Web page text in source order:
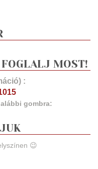
MOST!
:
gombra:
😉